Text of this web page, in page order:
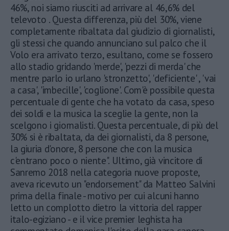
46%, noi siamo riusciti ad arrivare al 46,6% del
televoto . Questa differenza, più del 30%, viene
completamente ribaltata dal giudizio di giornalisti,
gli stessi che quando annunciano sul palco che il
Volo era arrivato terzo, esultano, come se fossero
allo stadio gridando 'merde', 'pezzi di merda' che
mentre parlo io urlano 'stronzetto', 'deficiente' , 'vai
a casa', 'imbecille', 'coglione'. Com'è possibile questa
percentuale di gente che ha votato da casa, speso
dei soldi e la musica la sceglie la gente, non la
scelgono i giornalisti. Questa percentuale, di più del
30% si è ribaltata, da dei giornalisti, da 8 persone,
la giuria d'onore, 8 persone che con la musica
c'entrano poco o niente". Ultimo, già vincitore di
Sanremo 2018 nella categoria nuove proposte,
aveva ricevuto un "endorsement" da Matteo Salvini
prima della finale - motivo per cui alcuni hanno
letto un complotto dietro la vittoria del rapper
italo-egiziano - e il vice premier leghista ha